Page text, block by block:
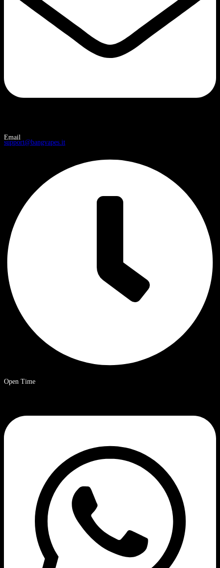
Email
support@bangvapes.it
Open Time
9 a.m. – 8 p.m. Ora solare cinese.